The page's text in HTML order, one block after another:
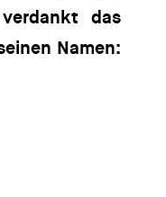
das
Namen: